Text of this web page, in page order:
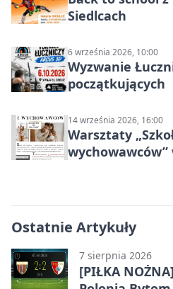
Siedlcach
6 września 2026, 10:00
Wyzwanie
początkujących
14 września 2026, 16:00
Warsztaty
wychowawców”
Ostatnie Artykuły
7 sierpnia 2026
[PIŁKA